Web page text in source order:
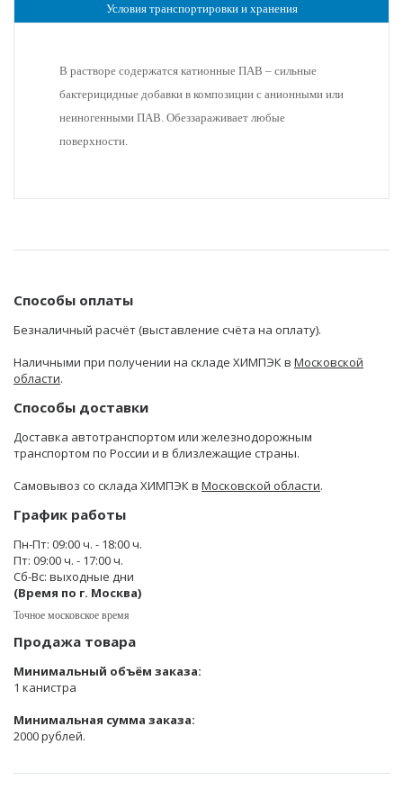
Условия транспортировки и хранения
В растворе содержатся катионные ПАВ – сильные
бактерицидные добавки в композиции с анионными или
неиногенными ПАВ. Обеззараживает любые
поверхности.
Способы оплаты
Безналичный расчёт (выставление счёта на оплату).
Наличными при получении на складе ХИМПЭК в Московской
области.
Способы доставки
Доставка автотранспортом или железнодорожным
транспортом по России и в близлежащие страны.
Самовывоз со склада ХИМПЭК в Московской области.
График работы
Пн-Пт: 09:00 ч. - 18:00 ч.
Пт: 09:00 ч. - 17:00 ч.
Сб-Вс: выходные дни
(Время по г. Москва)
Точное московское время
Продажа товара
Минимальный объём заказа:
1 канистра
Минимальная сумма заказа:
2000 рублей.